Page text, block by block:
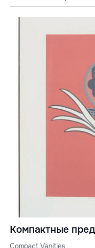
Компактные
Compact Vanities